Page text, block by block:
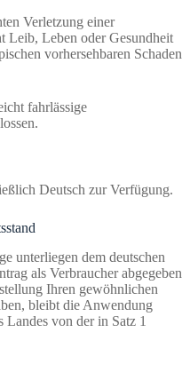
Verletzung einer
Leib, Leben oder Gesundheit
vorhersehbaren Schaden
fahrlässige
Deutsch zur Verfügung.
unterliegen dem deutschen
als Verbraucher abgegeben
Ihren gewöhnlichen
bleibt die Anwendung
Landes von der in Satz 1